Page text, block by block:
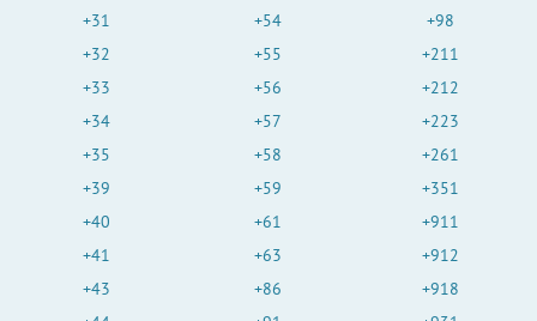
+31
+32
+33
+34
+35
+39
+40
+41
+43
+54
+55
+56
+57
+58
+59
+61
+63
+86
+98
+211
+212
+223
+261
+351
+911
+912
+918